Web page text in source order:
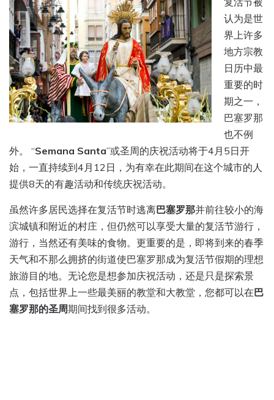
认为是世
界上许多
地方宗教
日历中最
重要的时
期之一，
巴塞罗那
也不例
外。 “Semana Santa”或圣周的庆祝活动将于4月5日开
始，一直持续到4月12日，为有幸在此期间在这个城市的人
提供8天的有趣活动和传统庆祝活动。
虽然许多居民选择在复活节时逃离巴塞罗那并前往较小的海
滨城镇和附近的村庄，但仍然可以享受大量的复活节游行，
游行，当然还有美味的食物。更重要的是，即将到来的春季
天气和不那么拥挤的街道使巴塞罗那成为复活节假期的理想
旅游目的地。无论您是想参加庆祝活动，还是只是探索景
点，包括世界上一些最美丽的教堂和大教堂，您都可以在巴
塞罗那的圣周期间找到很多活动。